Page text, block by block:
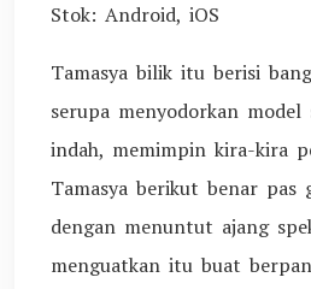
Stok: Android, iOS
Tamasya bilik itu berisi
serupa menyodorkan
indah, memimpin kira-kira
Tamasya berikut benar pas
dengan menuntut ajang
menguatkan itu buat